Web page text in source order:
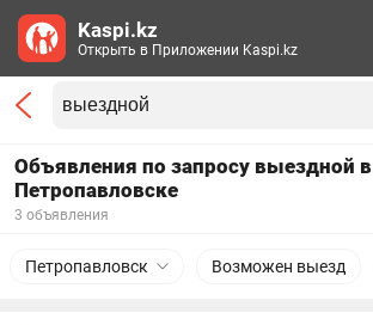
Объявления по запросу выездной в
Петропавловске
3 объявления
Петропавловск Возможен выезд
Kaspi.kz
Открыть в Приложении Kaspi.kz